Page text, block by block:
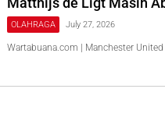
OLAHRAGA July 27, 2026
Wartabuana.com | Manchester